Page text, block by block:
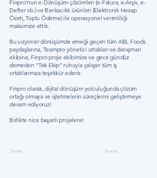
Finpro’nun e-Dönüşüm çözümleri (e-Fatura, e-Arşiv, e-
Defter vb.) ve Bankacılık ürünleri (Elektronik Hesap
Özeti, Toplu Ödeme) ile operasyonel verimliliği
maksimize ettik.
Bu vizyoner dönüşümde emeği geçen tüm ABL Foods
paydaşlarına, Teampro yönetici ortakları ve danışman
ekibine, Finpro proje ekibimize ve gece gündüz
demeden "Tek Ekip" ruhuyla çalışan tüm iş
ortaklarımıza teşekkür ederiz.
Finpro olarak, dijital dönüşüm yolculuğunda çözüm
ortağı olmaya ve işletmelerin süreçlerini geliştirmeye
devam ediyoruz!
Birlikte nice başarılı projelere!
Önceki Sonraki